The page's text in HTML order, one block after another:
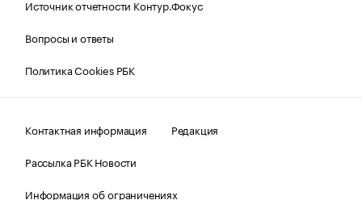
Источник отчетности Контур.Фокус
Вопросы и ответы
Политика Cookies РБК
Контактная информация
Редакция
Рассылка РБК Новости
Информация об ограничениях